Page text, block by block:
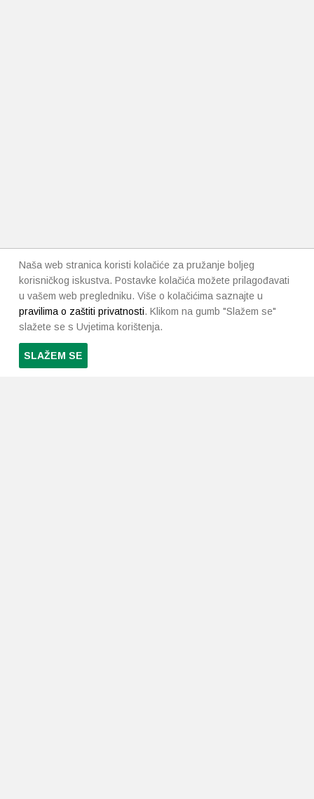
Naša web stranica koristi kolačiće za pružanje boljeg
korisničkog iskustva. Postavke kolačića možete prilagođavati
u vašem web pregledniku. Više o kolačićima saznajte u
pravilima o zaštiti privatnosti. Klikom na gumb "Slažem se"
slažete se s Uvjetima korištenja.
SLAŽEM SE